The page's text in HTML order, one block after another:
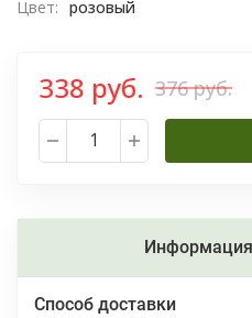
Цвет: розовый
338 руб. 376 руб.
Способ доставки